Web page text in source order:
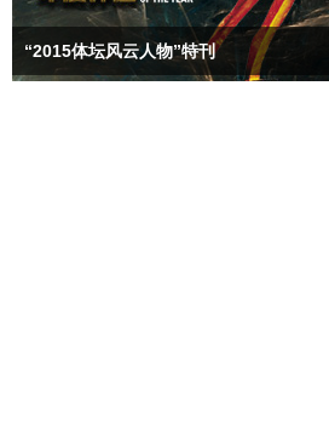
“2015体坛风云人物”特刊